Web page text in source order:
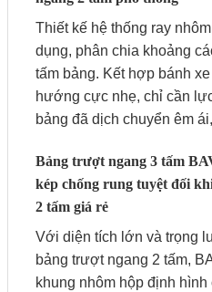
Thiết kế hệ thống ray
dụng, phân chia khoảng
tấm bảng. Kết hợp bánh
hướng cực nhẹ, chỉ cần
bảng đã dịch chuyển êm
Bảng trượt ngang 3 tấm
kép chống rung tuyệt đối
2 tấm giá rẻ
Với diện tích lớn và trọng
bảng trượt ngang 2 tấm,
khung nhôm hộp định